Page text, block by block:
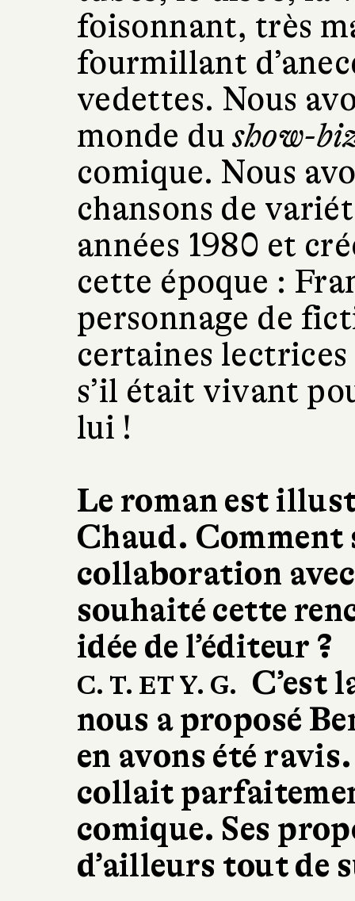
foisonnant, très
fourmillant
vedettes. Nous
monde dushow-
comique. Nous
chansons de
années 1980 et
cette époque :
personnage de
certaines
s’il était vivant
lui !
Le roman est
Chaud. Comment
collaboration
souhaité cette
idée de l’éditeur ?
C. T. ET Y. G. C’est
nous a proposé
en avons été
collait
comique. Ses
d’ailleurs tout de